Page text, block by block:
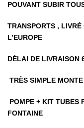
POUVANT SUBIR
TRANSPORTS ,
L’EUROPE
DÉLAI DE LIVRAISON
TRÈS SIMPLE MONTE
POMPE + KIT TUBES
FONTAINE